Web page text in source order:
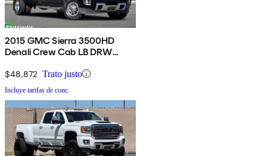
2015 GMC Sierra 3500HD
Denali Crew Cab LB DRW
$48,872 Trato justo
Incluye tarifas de conc.